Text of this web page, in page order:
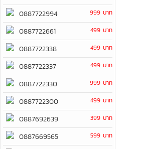
0887722994
999 บาท
0887722661 499 บาท
0887722338 499 บาท
0887722337 499 บาท
0887722330 999 บาท
0887722300 499 บาท
0887692639 399 บาท
0887669565 599 บาท